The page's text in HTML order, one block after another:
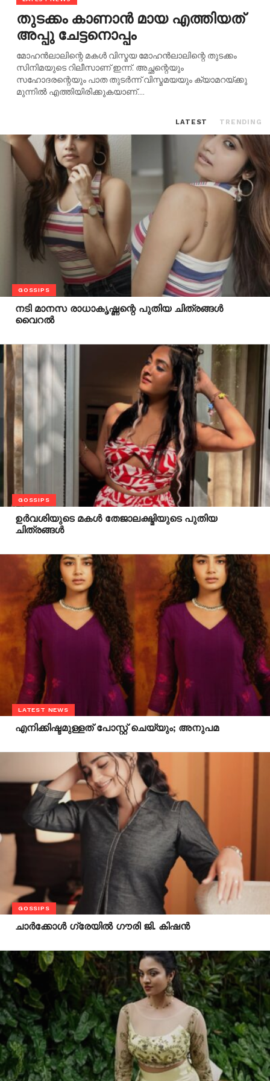
തുടക്കം കാണാന്‍ മായ എത്തിയത്
അപ്പു ചേട്ടനൊപ്പം
മോഹന്‍ലാലിന്റെ മകള്‍ വിസ്മയ മോഹന്‍ലാലിന്റെ തുടക്കം
സിനിമയുടെ റിലീസാണ് ഇന്ന്. അച്ഛന്റെയും
സഹോദരന്റെയും പാത തുടര്‍ന്ന് വിസ്മമയയും ക്യാമറയ്ക്കു
മുന്നില്‍ എത്തിയിരിക്കുകയാണ്....
LATEST TRENDING
GOSSIPS
നടി മാനസ രാധാകൃഷ്ണന്റെ പുതിയ ചിത്രങ്ങൾ
വൈറൽ
GOSSIPS
ഉർവശിയുടെ മകൾ തേജാലക്ഷ്മിയുടെ പുതിയ
ചിത്രങ്ങൾ
LATEST NEWS
എനിക്കിഷ്ടമുള്ളത് പോസ്റ്റ് ചെയ്യും; അനുപമ
GOSSIPS
ചാർക്കോൾ ഗ്രേയിൽ ഗൗരി ജി. കിഷൻ